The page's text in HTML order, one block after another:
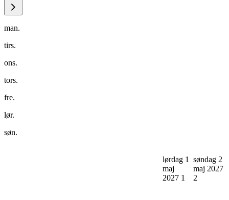
man.
tirs.
ons.
tors.
fre.
lør.
søn.
lørdag 1
maj
2027 1
søndag 2
maj 2027
2